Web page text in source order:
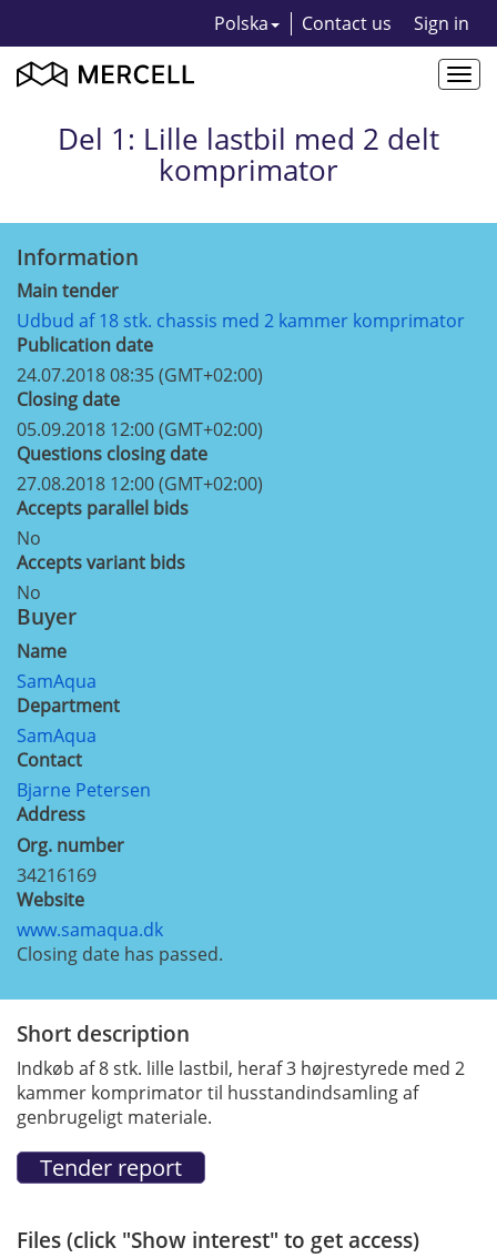
Polska Contact us Sign in
Del 1: Lille lastbil med 2 delt
komprimator
Information
Main tender
Udbud af 18 stk. chassis med 2 kammer komprimator
Publication date
24.07.2018 08:35 (GMT+02:00)
Closing date
05.09.2018 12:00 (GMT+02:00)
Questions closing date
27.08.2018 12:00 (GMT+02:00)
Accepts parallel bids
No
Accepts variant bids
No
Buyer
Name
SamAqua
Department
SamAqua
Contact
Bjarne Petersen
Address
Org. number
34216169
Website
www.samaqua.dk
Closing date has passed.
Short description
Indkøb af 8 stk. lille lastbil, heraf 3 højrestyrede med 2
kammer komprimator til husstandindsamling af
genbrugeligt materiale.
Files (click "Show interest" to get access)